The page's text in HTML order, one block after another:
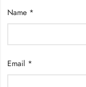
Name *
Email *